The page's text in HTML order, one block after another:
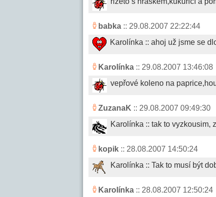
babka :: 29.08.2007 22:22:44
Karolínka :: ahoj už jsme se
Karolínka :: 29.08.2007 13:46:08
vepřové koleno na
ZuzanaK :: 29.08.2007 09:49:30
Karolínka :: tak to vyzkousim,
kopik :: 28.08.2007 14:50:24
Karolínka :: Tak to musí být
Karolínka :: 28.08.2007 12:50:24